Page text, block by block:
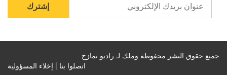
جميع حقوق النشر محفوظة وملك لـ راديو تمازج
اتصلوا بنا |
إخلاء المسؤولية